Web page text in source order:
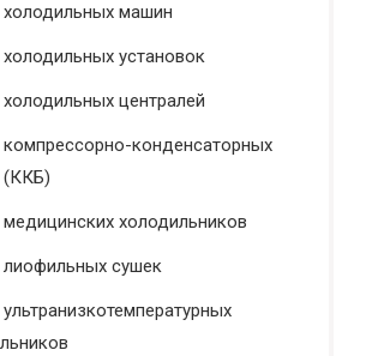
машин
установок
централей
конденсаторных
(ККБ)
холодильников
сушек